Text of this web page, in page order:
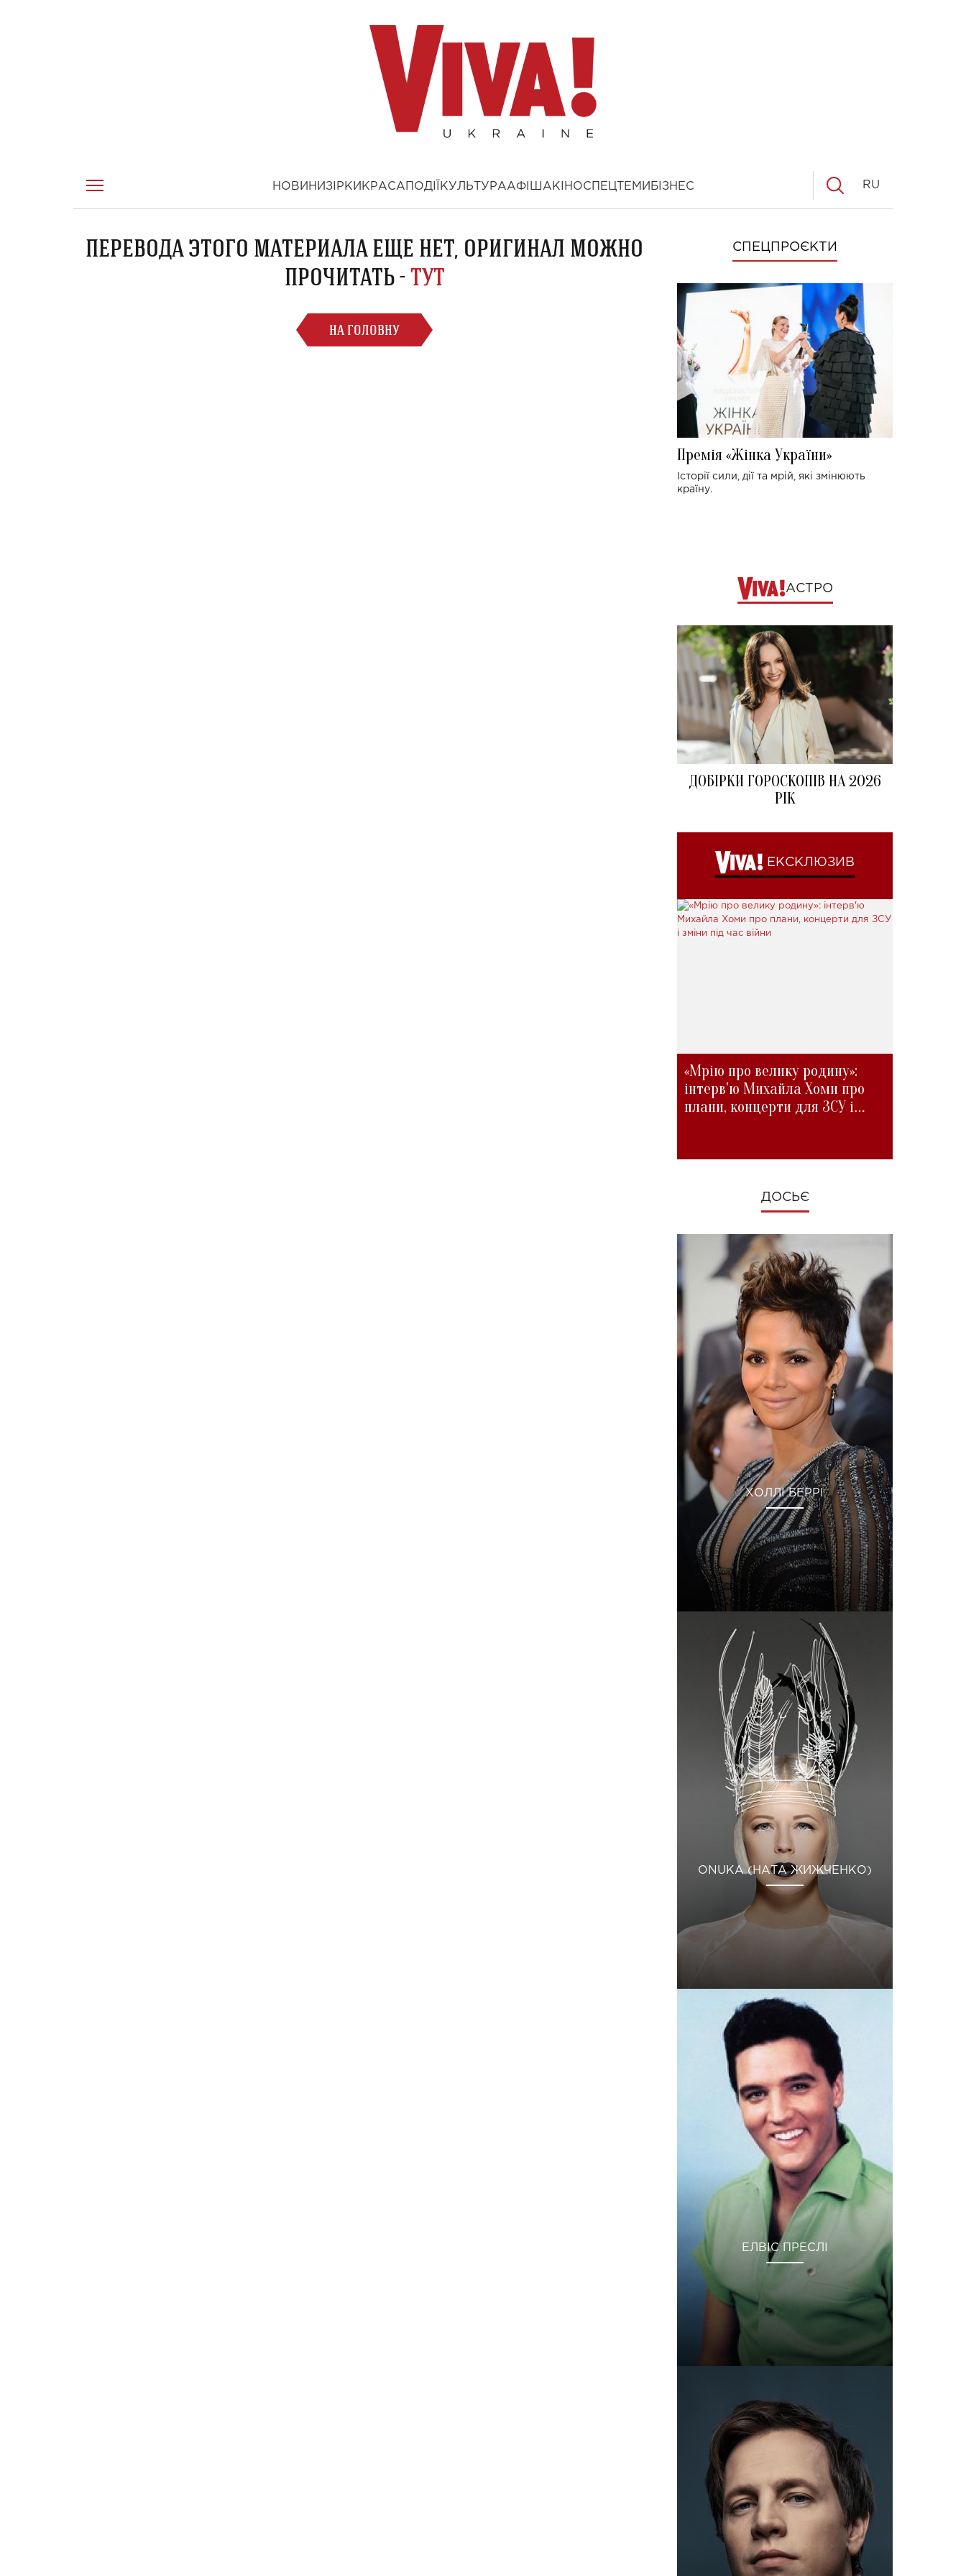
НОВИНИ ЗІРКИ КРАСА ПОДІЇ КУЛЬТУРААФІША КІНОСПЕЦТЕМИ БІЗНЕС RU
ПЕРЕВОДА ЭТОГО МАТЕРИАЛА ЕЩЕ НЕТ, ОРИГИНАЛ МОЖНО
ПРОЧИТАТЬ -ТУТ
НА ГОЛОВНУ
СПЕЦПРОЄКТИ
Премія «Жінка України»
Історії сили, дії та мрій, які змінюють
країну.
АСТРО
ДОБІРКИ ГОРОСКОПІВ НА 2026
РІК
ЕКСКЛЮЗИВ
«Мрію про велику родину»:
інтерв'ю Михайла Хоми про
плани, концерти для ЗСУ і
ДОСЬЄ
ХОЛЛІ БЕРРІ
ONUKA (НАТА ЖИЖЧЕНКО)
ЕЛВІС ПРЕСЛІ